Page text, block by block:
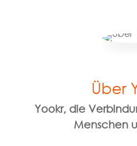
Über
Yookr, die
Menschen